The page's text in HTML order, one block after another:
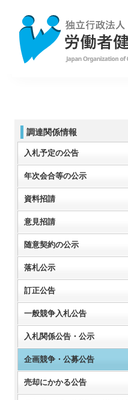
調達関係情報
入札予定の公告
年次会合等の公示
資料招請
意見招請
随意契約の公示
落札公示
訂正公告
一般競争入札公告
入札関係公告・公示
企画競争・公募公告
売却にかかる公告